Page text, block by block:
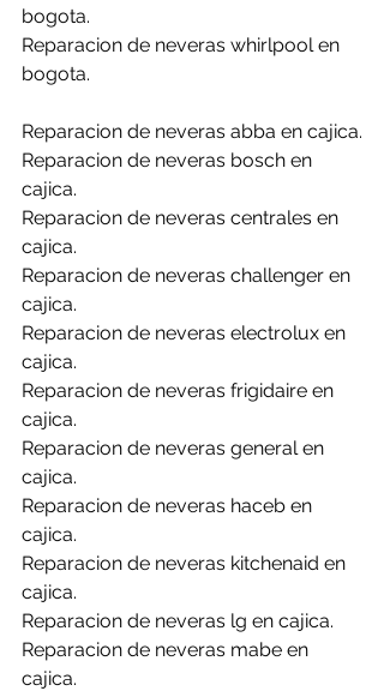
bogota.
Reparacion de neveras whirlpool en
bogota.
Reparacion de neveras abba en cajica.
Reparacion de neveras bosch en
cajica.
Reparacion de neveras centrales en
cajica.
Reparacion de neveras challenger en
cajica.
Reparacion de neveras electrolux en
cajica.
Reparacion de neveras frigidaire en
cajica.
Reparacion de neveras general en
cajica.
Reparacion de neveras haceb en
cajica.
Reparacion de neveras kitchenaid en
cajica.
Reparacion de neveras lg en cajica.
Reparacion de neveras mabe en
cajica.